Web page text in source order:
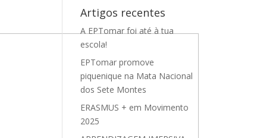
Artigos recentes
A EPTomar foi até à tua
escola!
EPTomar promove
piquenique na Mata Nacional
dos Sete Montes
ERASMUS + em Movimento
2025